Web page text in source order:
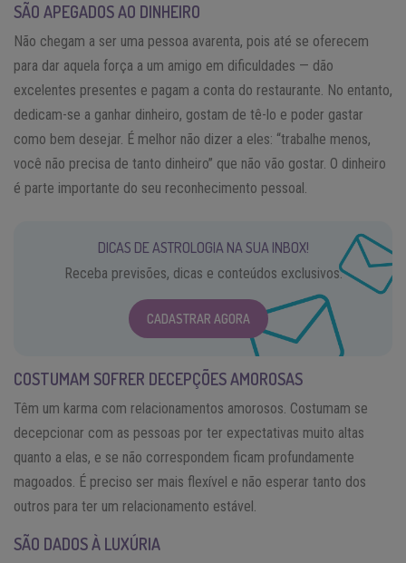
SÃO APEGADOS AO DINHEIRO
Não chegam a ser uma pessoa avarenta, pois até se oferecem
para dar aquela força a um amigo em dificuldades — dão
excelentes presentes e pagam a conta do restaurante. No entanto,
dedicam-se a ganhar dinheiro, gostam de tê-lo e poder gastar
como bem desejar. É melhor não dizer a eles: “trabalhe menos,
você não precisa de tanto dinheiro” que não vão gostar. O dinheiro
é parte importante do seu reconhecimento pessoal.
DICAS DE ASTROLOGIA NA SUA INBOX!
Receba previsões, dicas e conteúdos exclusivos.
CADASTRAR AGORA
COSTUMAM SOFRER DECEPÇÕES AMOROSAS
Têm um karma com relacionamentos amorosos. Costumam se
decepcionar com as pessoas por ter expectativas muito altas
quanto a elas, e se não correspondem ficam profundamente
magoados. É preciso ser mais flexível e não esperar tanto dos
outros para ter um relacionamento estável.
SÃO DADOS À LUXÚRIA